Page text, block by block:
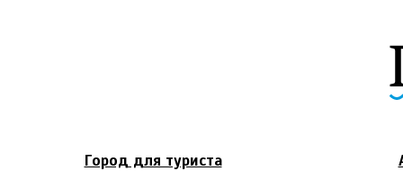
Город для туриста